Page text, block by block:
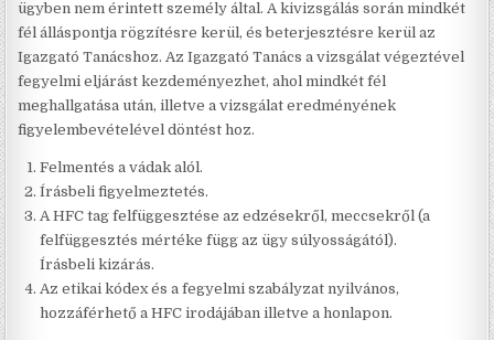
ügyben nem érintett személy által. A kivizsgálás során mindkét
fél álláspontja rögzítésre kerül, és beterjesztésre kerül az
Igazgató Tanácshoz. Az Igazgató Tanács a vizsgálat végeztével
fegyelmi eljárást kezdeményezhet, ahol mindkét fél
meghallgatása után, illetve a vizsgálat eredményének
figyelembevételével döntést hoz.
Felmentés a vádak alól.
Írásbeli figyelmeztetés.
A HFC tag felfüggesztése az edzésekről, meccsekről (a
felfüggesztés mértéke függ az ügy súlyosságától).
Írásbeli kizárás.
Az etikai kódex és a fegyelmi szabályzat nyilvános,
hozzáférhető a HFC irodájában illetve a honlapon.